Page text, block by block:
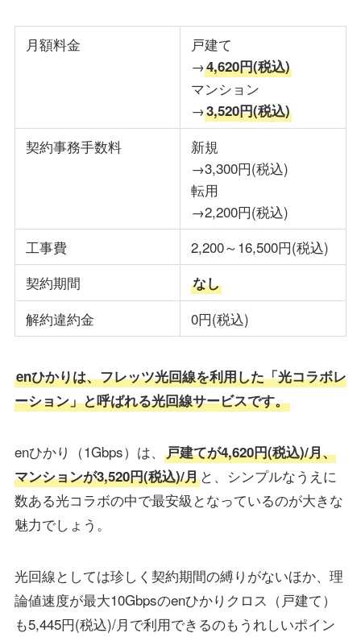
月額料金
戸建て
→4,620円(税込)
マンション
→3,520円(税込)
契約事務手数料
新規
→3,300円(税込)
転用
→2,200円(税込)
工事費
2,200～16,500円(税込)
契約期間
なし
解約違約金 0円(税込)
enひかりは、フレッツ光回線を利用した「光コラボレ
ーション」と呼ばれる光回線サービスです。
enひかり（1Gbps）は、
戸建てが4,620円(税込)/月、
マンションが3,520円(税込)/月と、シンプルなうえに
数ある光コラボの中で最安級となっているのが大きな
魅力でしょう。
光回線としては珍しく契約期間の縛りがないほか、理
論値速度が最大10Gbpsのenひかりクロス（戸建て）
も5,445円(税込)/月で利用できるのもうれしいポイン